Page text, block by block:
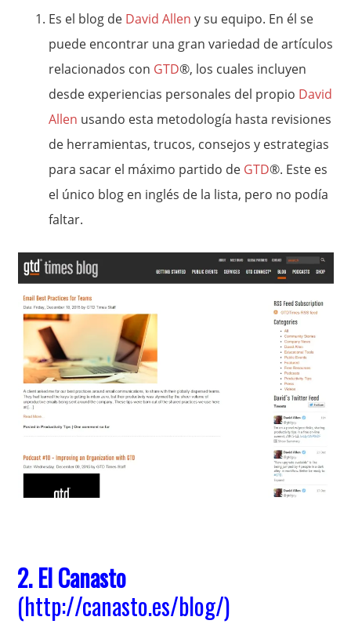
Es el blog de David Allen y su equipo. En él se
puede encontrar una gran variedad de artículos
relacionados con GTD®, los cuales incluyen
desde experiencias personales del propio David
Allen usando esta metodología hasta revisiones
de herramientas, trucos, consejos y estrategias
para sacar el máximo partido de GTD®. Este es
el único blog en inglés de la lista, pero no podía
faltar.
2. El Canasto
(http://canasto.es/blog/)